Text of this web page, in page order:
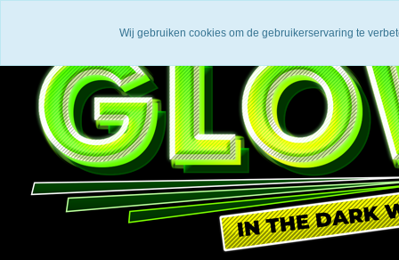
Wij gebruiken cookies om de gebruikerservaring te